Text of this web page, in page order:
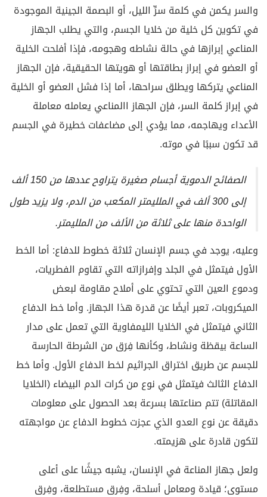
والسر يكمن في كلمة سرِّ الليل، أو البصمة الجينية الموجودة
في تكوين كل خلية من خلايا الجسم، والتي يطلب الجهاز
المناعي إبرازها في حالة نشاطه وهجومه، فإذا أفلحت الخلية
أو العضو في إبراز بطاقتها أو هويتها الحقيقية، فإن الجهاز
المناعي يتركها ويطلق سراحها، أما إذا فشل العضو أو الخلية
في إبراز كلمة السر، فإن الجهاز االمناعي يعامله معاملة
الأعداء ويهاجمه، مما يؤدي إلى مضاعفات خطيرة في الجسم
قد تكون سببًا في موته.
الصفائح الدموية أجسام صغيرة يتراوح عددها من 150 ألف
إلى 300 ألف في الملليمتر المكعب من الدم، ولا يزيد طول
الواحدة منها على ثلاثة من الألف من الملليمتر.
وعليه، يوجد في جسم الإنسان ثلاثة خطوط للدفاع: أما الخط
الأول فيتمثل في الجلد وإفرازاته التي تقاوم الفطريات،
ودموع العين التي تحتوي على أملاح مقاومة لبعض
الميكروبات، تعبر أيضًا عن قدرة هذا الجهاز. وأما خط الدفاع
الثاني فيتمثل في الخلايا الليمفاوية التي تعمل على مدار
الساعة بيقظة ونشاط، وكأنها فِرَق من الشرطة الحارسة
للجسم عن طريق اختراق الجراثيم لخط الدفاع الأول. وأما خط
الدفاع الثالث فيتمثل في نوع من كرات الدم البيضاء (الخلايا
المقاتلة) تتم صناعتها بسرعة بعد الحصول على معلومات
دقيقة عن نوع العدو الذي عجزت خطوط الدفاع عن مواجهته
لتكون قادرة على هزيمته.
ولعل جهاز المناعة في الإنسان، يشبه جيشًا على أعلى
مستوى؛ قيادة ومعامل أسلحة، وفِرق مستطلعة، وفِرق